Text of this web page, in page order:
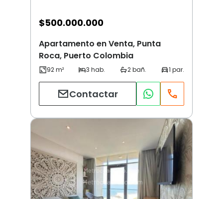
$500.000.000
Apartamento en Venta, Punta
Roca, Puerto Colombia
Contactar